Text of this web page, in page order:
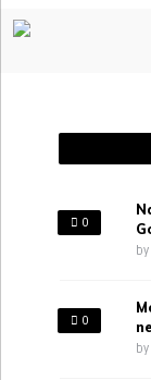
0
by
0
by